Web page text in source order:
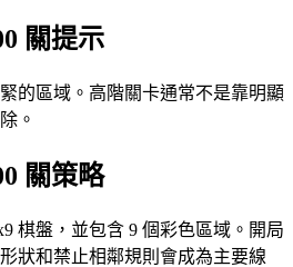
關提示
的區域。高階關卡通常不是靠明顯
。
關策略
棋盤，並包含 9 個彩色區域。開局
狀和禁止相鄰規則會成為主要線